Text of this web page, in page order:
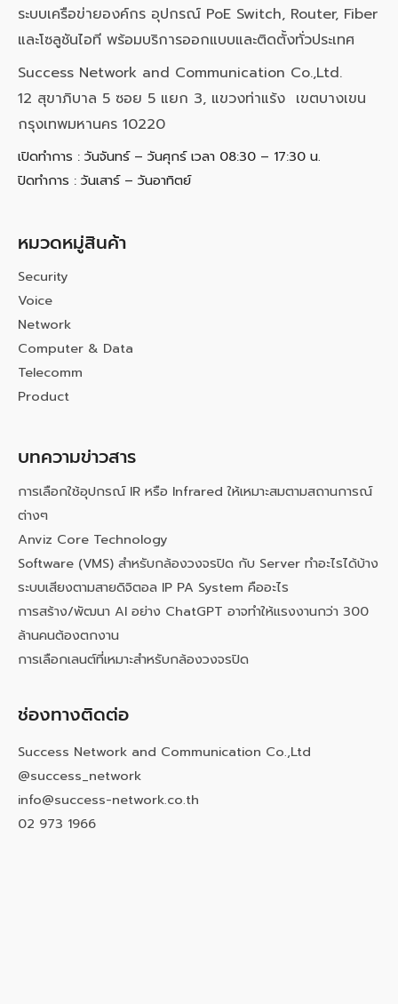
ระบบเครือข่ายองค์กร อุปกรณ์ PoE Switch, Router, Fiber
และโซลูชันไอที พร้อมบริการออกแบบและติดตั้งทั่วประเทศ
Success Network and Communication Co.,Ltd.
12 สุขาภิบาล 5 ซอย 5 แยก 3, แขวงท่าแร้ง เขตบางเขน
กรุงเทพมหานคร 10220
เปิดทำการ : วันจันทร์ – วันศุกร์ เวลา 08:30 – 17:30 น.
ปิดทำการ : วันเสาร์ – วันอาทิตย์
หมวดหมู่สินค้า
Security
Voice
Network
Computer & Data
Telecomm
Product
บทความข่าวสาร
การเลือกใช้อุปกรณ์ IR หรือ Infrared ให้เหมาะสมตามสถานการณ์
ต่างๆ
Anviz Core Technology
Software (VMS) สำหรับกล้องวงจรปิด กับ Server ทำอะไรได้บ้าง
ระบบเสียงตามสายดิจิตอล IP PA System คืออะไร
การสร้าง/พัฒนา AI อย่าง ChatGPT อาจทำให้แรงงานกว่า 300
ล้านคนต้องตกงาน
การเลือกเลนต์ที่เหมาะสำหรับกล้องวงจรปิด
ช่องทางติดต่อ
Success Network and Communication Co.,Ltd
@success_network
info@success-network.co.th
02 973 1966